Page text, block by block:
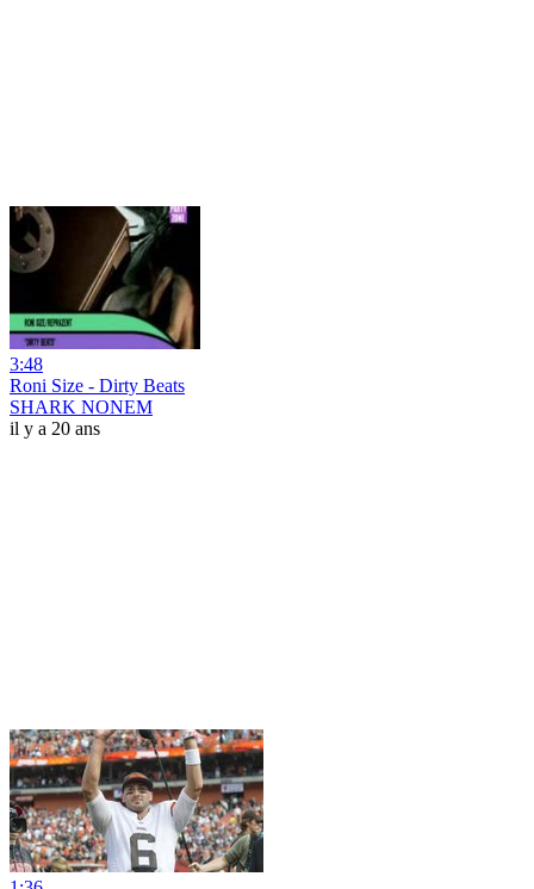
3:48
Roni Size - Dirty Beats
SHARK NONEM
il y a 20 ans